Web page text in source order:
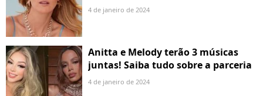
4 de janeiro de 2024
Anitta e Melody terão 3 músicas
juntas! Saiba tudo sobre a parceria
4 de janeiro de 2024